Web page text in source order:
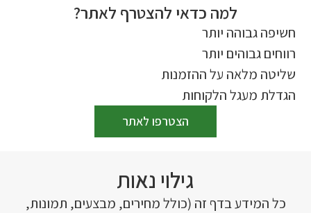
למה כדאי להצטרף לאתר?
חשיפה גבוהה יותר
רווחים גבוהים יותר
שליטה מלאה על ההזמנות
הגדלת מעגל הלקוחות
הצטרפו לאתר
גילוי נאות
כל המידע בדף זה (כולל מחירים, מבצעים, תמונות,